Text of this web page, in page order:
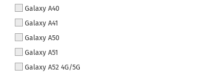
Galaxy A40
Galaxy A41
Galaxy A50
Galaxy A51
Galaxy A52 4G/5G